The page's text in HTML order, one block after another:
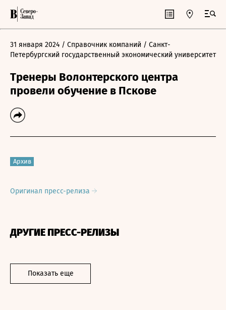
31 января 2024 / Справочник компаний / Санкт-
Петербургский государственный экономический университет
Тренеры Волонтерского центра
провели обучение в Пскове
Архив
Оригинал пресс-релиза
ДРУГИЕ ПРЕСС-РЕЛИЗЫ
Показать еще